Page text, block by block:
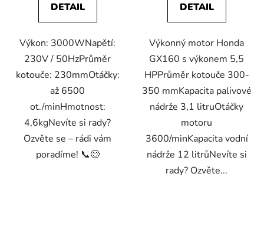
DETAIL
Výkon: 3000WNapětí:
230V / 50HzPrůměr
kotouče: 230mmOtáčky:
až 6500
ot./minHmotnost:
4,6kgNevíte si rady?
Ozvěte se – rádi vám
poradíme! 📞😊
DETAIL
Výkonný motor Honda
GX160 s výkonem 5,5
HPPrůměr kotouče 300-
350 mmKapacita palivové
nádrže 3,1 litruOtáčky
motoru
3600/minKapacita vodní
nádrže 12 litrůNevíte si
rady? Ozvěte...